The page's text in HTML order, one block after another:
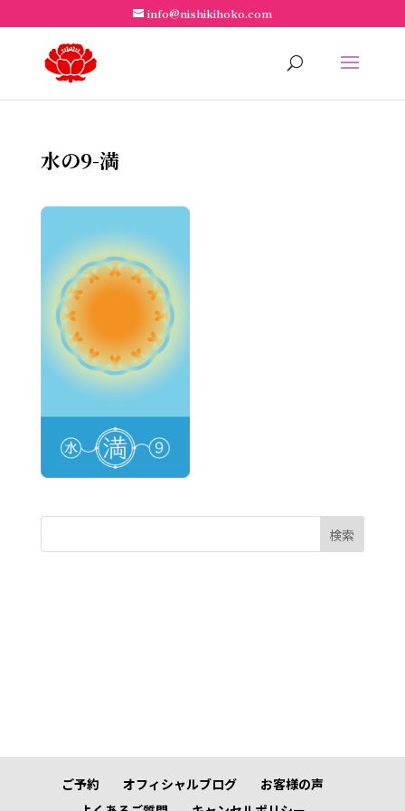
info@nishikihoko.com
水の9-満
検索
ご予約 オフィシャルブログ
お客様の声